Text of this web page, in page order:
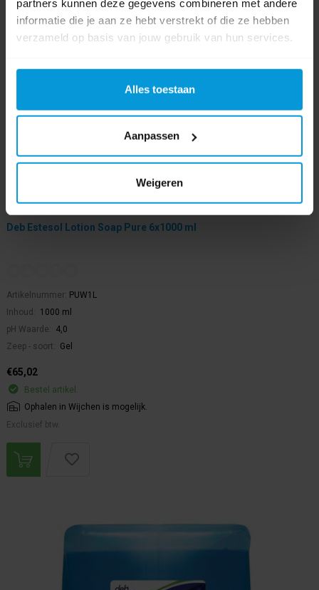
partners kunnen deze gegevens combineren met andere
informatie die je aan ze hebt verstrekt of die ze hebben
verzameld op basis van jouw gebruik van hun services.
Alles toestaan
Aanpassen
Weigeren
Deb Estesol Lotion Soap Pure 6x1000 ml
Artikelnummer: PUW1L
Inhoud:
1000 ml
pH Waarde:
4,0
Zeep - soort:
Gel
€65,02
Bestel artikel.
Ophalen in Wijchen is mogelijk.
Exclusief btw.